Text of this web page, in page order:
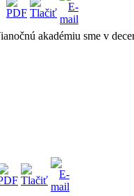
akadémiu sme v